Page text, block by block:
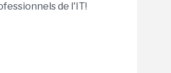
de l'IT!